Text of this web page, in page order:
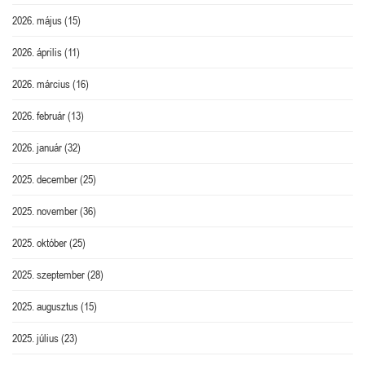
2026. május(15)
2026. április(11)
2026. március(16)
2026. február(13)
2026. január(32)
2025. december(25)
2025. november(36)
2025. október(25)
2025. szeptember(28)
2025. augusztus(15)
2025. július(23)